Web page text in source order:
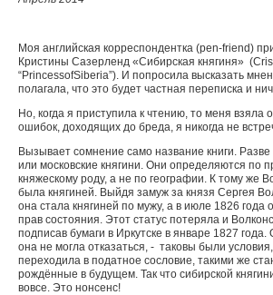
Моя английская корреспондентка (pen-friend)
Кристины Сазерленд «Сибирская княгиня» (
“PrincessofSiberia”). И попросила высказать
полагала, что это будет частная переписка и
Но, когда я приступила к чтению, то меня взяла
ошибок, доходящих до бреда, я никогда не
Вызывает сомнение само название книги.
или московские княгини. Они определяются по
княжескому роду, а не по географии. К тому же
была княгиней. Выйдя замуж за князя Сергея
она стала княгиней по мужу, а в июле 1826 года
прав состояния. Этот статус потеряла и
подписав бумаги в Иркутске в январе 1827
она не могла отказаться, - таковы были
переходила в податное сословие, такими же
рождённые в будущем. Так что сибирской
вовсе. Это нонсенс!